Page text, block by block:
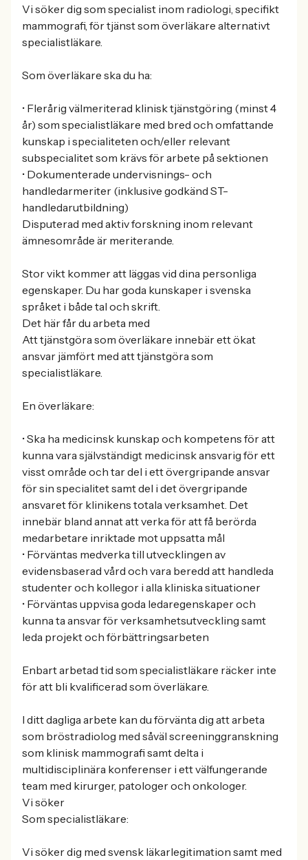
Vi söker dig som specialist inom radiologi, specifikt
mammografi, för tjänst som överläkare alternativt
specialistläkare.
Som överläkare ska du ha:
• Flerårig välmeriterad klinisk tjänstgöring (minst 4
år) som specialistläkare med bred och omfattande
kunskap i specialiteten och/eller relevant
subspecialitet som krävs för arbete på sektionen
• Dokumenterade undervisnings- och
handledarmeriter (inklusive godkänd ST-
handledarutbildning)
Disputerad med aktiv forskning inom relevant
ämnesområde är meriterande.
Stor vikt kommer att läggas vid dina personliga
egenskaper. Du har goda kunskaper i svenska
språket i både tal och skrift.
Det här får du arbeta med
Att tjänstgöra som överläkare innebär ett ökat
ansvar jämfört med att tjänstgöra som
specialistläkare.
En överläkare:
• Ska ha medicinsk kunskap och kompetens för att
kunna vara självständigt medicinsk ansvarig för ett
visst område och tar del i ett övergripande ansvar
för sin specialitet samt del i det övergripande
ansvaret för klinikens totala verksamhet. Det
innebär bland annat att verka för att få berörda
medarbetare inriktade mot uppsatta mål
• Förväntas medverka till utvecklingen av
evidensbaserad vård och vara beredd att handleda
studenter och kollegor i alla kliniska situationer
• Förväntas uppvisa goda ledaregenskaper och
kunna ta ansvar för verksamhetsutveckling samt
leda projekt och förbättringsarbeten
Enbart arbetad tid som specialistläkare räcker inte
för att bli kvalificerad som överläkare.
I ditt dagliga arbete kan du förvänta dig att arbeta
som bröstradiolog med såväl screeninggranskning
som klinisk mammografi samt delta i
multidisciplinära konferenser i ett välfungerande
team med kirurger, patologer och onkologer.
Vi söker
Som specialistläkare:
Vi söker dig med svensk läkarlegitimation samt med